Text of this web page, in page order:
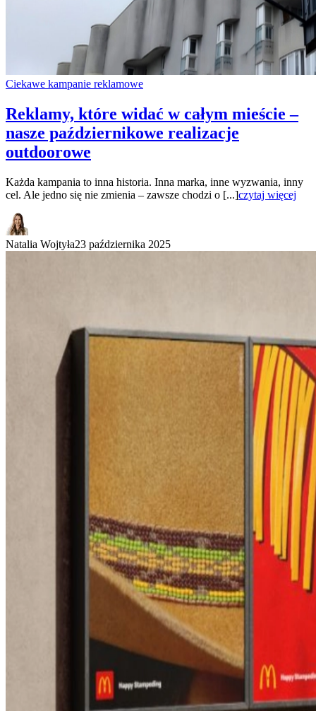
Ciekawe kampanie reklamowe
Reklamy, które widać w całym mieście –
nasze październikowe realizacje
outdoorowe
Każda kampania to inna historia. Inna marka, inne wyzwania, inny
cel. Ale jedno się nie zmienia – zawsze chodzi o [...]czytaj więcej
Natalia Wojtyła23 października 2025